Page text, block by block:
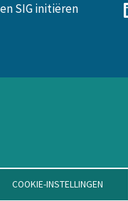
COOKIE-INSTELLINGEN
SIG initiëren